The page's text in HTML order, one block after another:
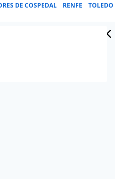
DE COSPEDAL RENFE TOLEDO
va a impulsar la